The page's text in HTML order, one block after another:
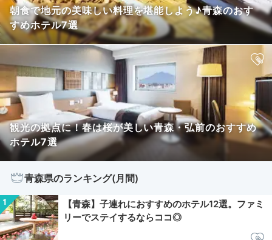
朝食で地元の美味しい料理を堪能しよう♪青森のおす
すめホテル7選
観光の拠点に！春は桜が美しい青森・弘前のおすすめ
ホテル7選
青森県のランキング(月間)
【青森】子連れにおすすめのホテル12選。ファミ
リーでステイするならココ◎